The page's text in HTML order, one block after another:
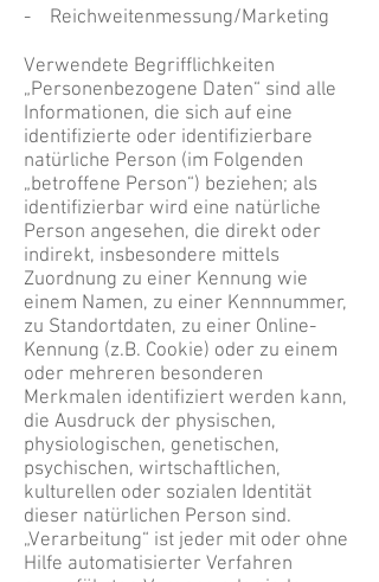
- Reichweitenmessung/Marketing
Verwendete Begrifflichkeiten
„Personenbezogene Daten“ sind alle
Informationen, die sich auf eine
identifizierte oder identifizierbare
natürliche Person (im Folgenden
„betroffene Person“) beziehen; als
identifizierbar wird eine natürliche
Person angesehen, die direkt oder
indirekt, insbesondere mittels
Zuordnung zu einer Kennung wie
einem Namen, zu einer Kennnummer,
zu Standortdaten, zu einer Online-
Kennung (z.B. Cookie) oder zu einem
oder mehreren besonderen
Merkmalen identifiziert werden kann,
die Ausdruck der physischen,
physiologischen, genetischen,
psychischen, wirtschaftlichen,
kulturellen oder sozialen Identität
dieser natürlichen Person sind.
„Verarbeitung“ ist jeder mit oder ohne
Hilfe automatisierter Verfahren